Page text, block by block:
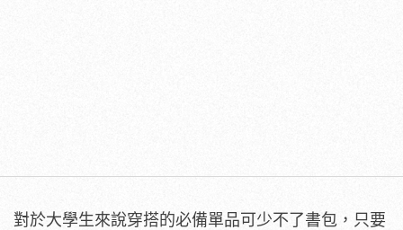
對於大學生來說穿搭的必備單品可少不了書包，只要